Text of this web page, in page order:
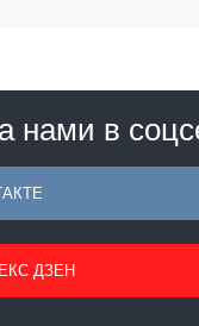
нами в
ДЗЕН